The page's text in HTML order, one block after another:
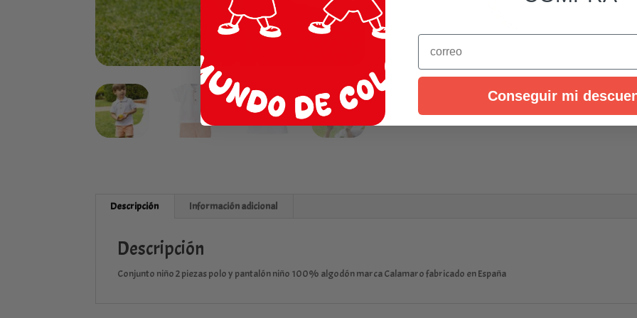
Descripción Información adicional
Descripción
Conjunto niño 2 piezas polo y pantalón niño 100% algodón marca Calamaro fabricado en España
Email
Conseguir mi